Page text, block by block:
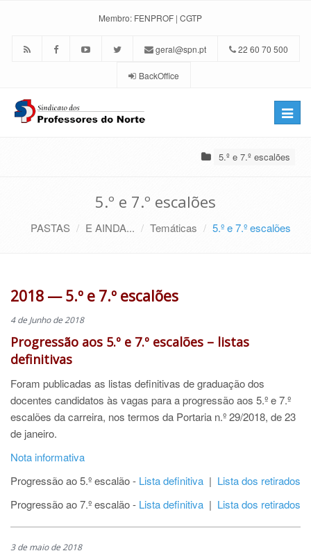
Membro: FENPROF | CGTP
geral@spn.pt 22 60 70 500
BackOffice
Toggle
5.º e 7.º escalões
5.º e 7.º escalões
PASTAS E AINDA... Temáticas 5.º e 7.º escalões
2018 — 5.º e 7.º escalões
4 de Junho de 2018
Progressão aos 5.º e 7.º escalões – listas
definitivas
Foram publicadas as listas definitivas de graduação dos
docentes candidatos às vagas para a progressão aos 5.º e 7.º
escalões da carreira, nos termos da Portaria n.º 29/2018, de 23
de janeiro.
Nota informativa
Progressão ao 5.º escalão - Lista definitiva | Lista dos retirados
Progressão ao 7.º escalão - Lista definitiva | Lista dos retirados
3 de maio de 2018